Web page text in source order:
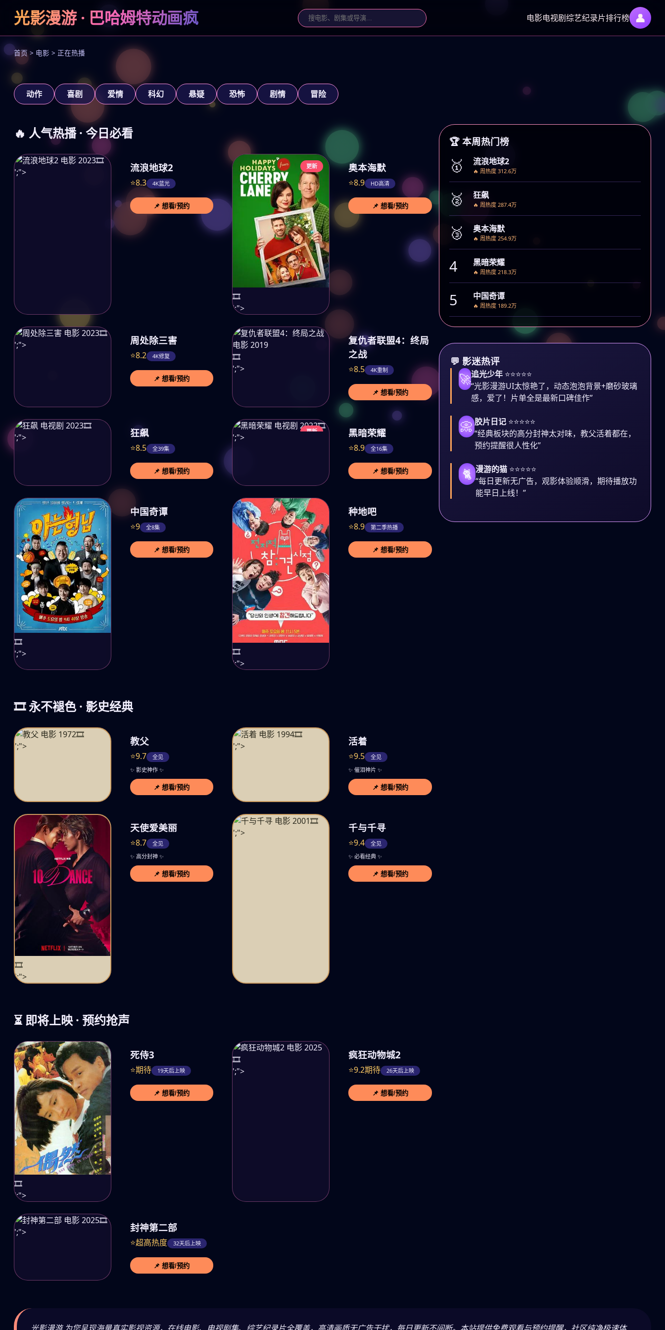
光影漫游 · 巴哈姆特动画疯 电影电视剧综艺纪录片排行榜 👤
首页 > 电影 > 正在热播
狂飙
正义狂飙，黑白对决
‹
动作 喜剧 爱情 科幻 悬疑 恐怖 剧情 冒险
🔥 人气热播 · 今日必看
🎞️
';">
流浪地球2
⭐8.3 4K蓝光
📌 想看/预约
更新
🎞️
';">
奥本海默
⭐8.9 HD高清
📌 想看/预约
🎞️
';">
周处除三害
⭐8.2 4K修复
📌 想看/预约
🎞️
';">
复仇者联盟4：终局
之战
⭐8.5 4K重制
📌 想看/预约
🎞️
';">
狂飙
⭐8.5 全39集
📌 想看/预约
更新
🎞️
';">
黑暗荣耀
⭐8.9 全16集
📌 想看/预约
🎞️
';">
中国奇谭
⭐9 全8集
📌 想看/预约
🎞️
';">
种地吧
⭐8.9 第二季热播
📌 想看/预约
🎞️ 永不褪色 · 影史经典
🎞️
';">
教父
⭐9.7
全见
✨ 影史神作 ✨
📌 想看/预约
🎞️
';">
活着
⭐9.5
全见
✨ 催泪神片 ✨
📌 想看/预约
🎞️
';">
天使爱美丽
⭐8.7
全见
✨ 高分封神 ✨
📌 想看/预约
🎞️
';">
千与千寻
⭐9.4
全见
✨ 必看经典 ✨
📌 想看/预约
⏳ 即将上映 · 预约抢声
🎞️
';">
死侍3
⭐期待 19天后上映
📌 想看/预约
🎞️
';">
疯狂动物城2
⭐9.2期待 26天后上映
📌 想看/预约
🎞️
';">
封神第二部
⭐超高热度 32天后上映
📌 想看/预约
🏆 本周热门榜
🥇 流浪地球2
🔥 周热度 312.6万
🥈 狂飙
🔥 周热度 287.4万
🥉 奥本海默
🔥 周热度 254.9万
4 黑暗荣耀
🔥 周热度 218.3万
5 中国奇谭
🔥 周热度 189.2万
💬 影迷热评
🚀追光少年 ⭐⭐⭐⭐⭐
“光影漫游UI太惊艳了，动态泡泡背景+磨砂玻璃
感，爱了！片单全是最新口碑佳作”
📀 胶片日记⭐⭐⭐⭐⭐
“经典板块的高分封神太对味，教父活着都在，
预约提醒很人性化”
🐈 漫游的猫⭐⭐⭐⭐⭐
“每日更新无广告，观影体验顺滑，期待播放功
能早日上线！”